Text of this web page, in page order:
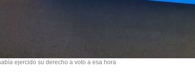
ejercido su derecho a voto a esa hora